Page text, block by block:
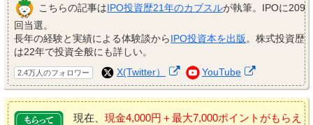
こちらの記事はIPO投資歴21年のカブスルが執筆。IPOに209
回当選。
長年の経験と実績による体験談からIPO投資本を出版。株式投資歴
は22年で投資全般にも詳しい。
2.4万人のフォロワー X(Twitter） YouTube
現在、 現金4,000円＋最大7,000ポイントがもらえ